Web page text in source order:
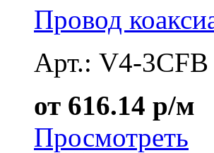
Провод
Арт.: V4-3CFB
от 616.14 р/м
Просмотреть